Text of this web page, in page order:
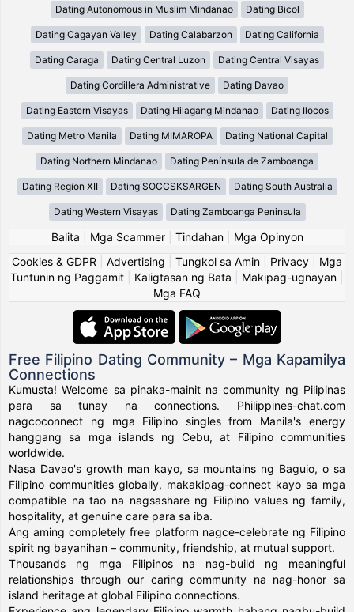
Dating Autonomous in Muslim Mindanao Dating Bicol
Dating Cagayan Valley Dating Calabarzon Dating California
Dating Caraga Dating Central Luzon Dating Central Visayas
Dating Cordillera Administrative Dating Davao
Dating Eastern Visayas Dating Hilagang Mindanao Dating Ilocos
Dating Metro Manila Dating MIMAROPA Dating National Capital
Dating Northern Mindanao Dating Península de Zamboanga
Dating Region XII Dating SOCCSKSARGEN Dating South Australia
Dating Western Visayas Dating Zamboanga Peninsula
Balita Mga Scammer| Tindahan| Mga Opinyon
Cookies & GDPR
Advertising Tungkol sa Amin Privacy
Mga
Tuntunin ng Paggamit
Kaligtasan ng Bata Makipag-ugnayan
Mga FAQ
Free Filipino Dating Community – Mga Kapamilya
Connections
Kumusta! Welcome sa pinaka-mainit na community ng Pilipinas
para sa tunay na connections. Philippines-chat.com
nagcoconnect ng mga Filipino singles from Manila's energy
hanggang sa mga islands ng Cebu, at Filipino communities
worldwide.
Nasa Davao's growth man kayo, sa mountains ng Baguio, o sa
Filipino communities globally, makakipag-connect kayo sa mga
compatible na tao na nagsashare ng Filipino values ng family,
hospitality, at genuine care para sa iba.
Ang aming completely free platform nagce-celebrate ng Filipino
spirit ng bayanihan – community, friendship, at mutual support.
Thousands ng mga Filipinos na nag-build ng meaningful
relationships through our caring community na nag-honor sa
island heritage at global Filipino connections.